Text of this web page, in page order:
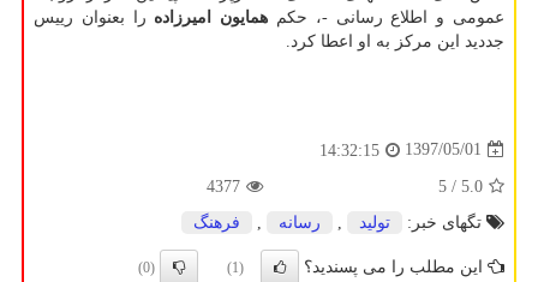
عمومی و اطلاع رسانی -، حكم همایون امیرزاده را بعنوان رییس
جددید این مركز به او اعطا كرد.
1397/05/01
14:32:15
5.0
/ 5
4377
تگهای خبر:
تولید رسانه فرهنگ
این مطلب را می پسندید؟ (1)
(0)